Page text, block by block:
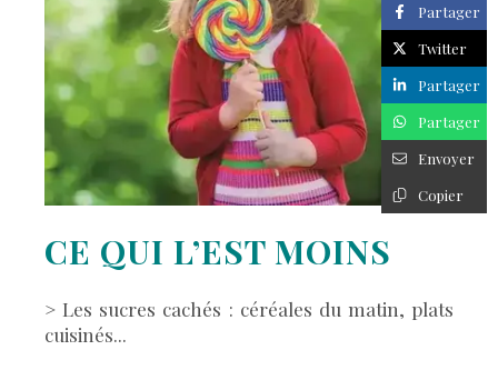
CE QUI L’EST MOINS
> Les sucres cachés : céréales du matin, plats
cuisinés...
Partager
Twitter
Partager
Partager
Envoyer
Copier